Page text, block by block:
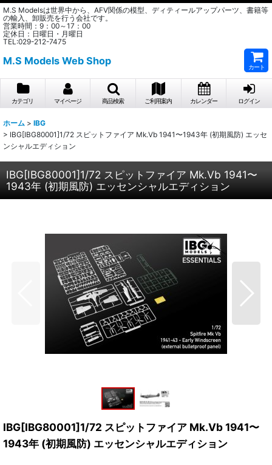
M.S Modelsは世界中から、AFV関係の模型、ディティールアップパーツ、書籍等
の輸入、卸販売を行う会社です。
営業時間：9：00～17：00
定休日：日曜日・月曜日
TEL:029-212-7475
M.S Models Web Shop
カート
カテゴリ マイページ 商品検索 ご利用案内 カレンダー ログイン
ホーム > IBG
> IBG[IBG80001]1/72 スピットファイア Mk.Vb 1941〜1943年 (初期風防) エッセ
ンシャルエディション
IBG[IBG80001]1/72 スピットファイア Mk.Vb 1941〜
1943年 (初期風防) エッセンシャルエディション
IBG[IBG80001]1/72 スピットファイア Mk.Vb 1941〜
1943年 (初期風防) エッセンシャルエディション